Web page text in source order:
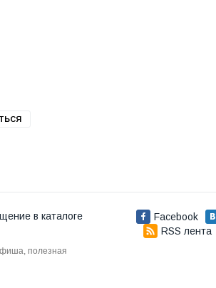
в каталоге
полезная
Facebook
RSS лента